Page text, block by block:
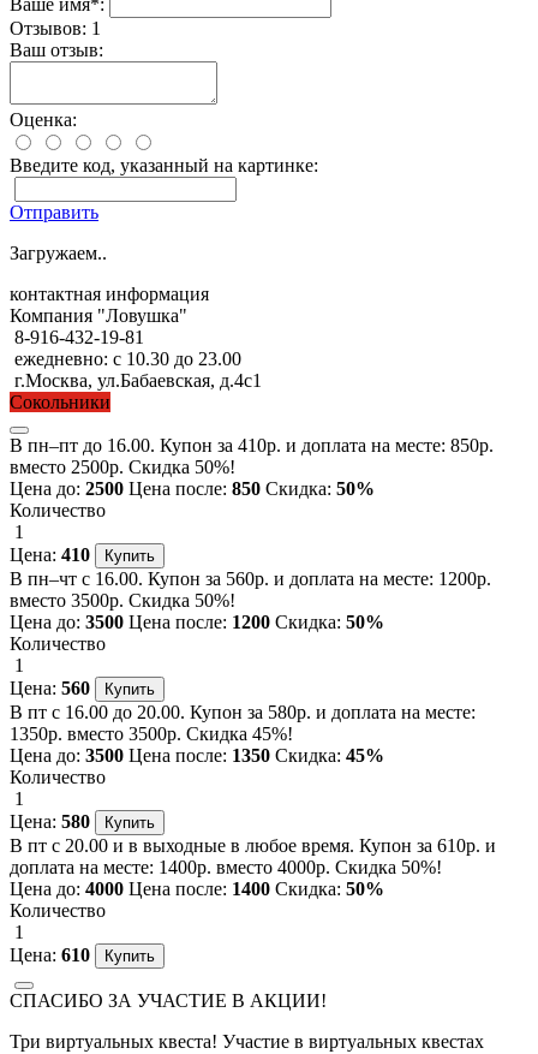
Отзывов: 1
Ваш отзыв:
Оценка:
Введите код, указанный на картинке:
Отправить
Загружаем..
контактная информация
Компания "Ловушка"
8-916-432-19-81
ежедневно: с 10.30 до 23.00
г.Москва, ул.Бабаевская, д.4с1
Сокольники
В пн–пт до 16.00. Купон за 410р. и доплата на месте: 850р.
вместо 2500р. Скидка 50%!
Цена до: 2500 Цена после: 850 Скидка: 50%
Количество
1
Цена: 410
В пн–чт с 16.00. Купон за 560р. и доплата на месте: 1200р.
вместо 3500р. Скидка 50%!
Цена до: 3500 Цена после: 1200 Скидка: 50%
Количество
1
Цена: 560
В пт с 16.00 до 20.00. Купон за 580р. и доплата на месте:
1350р. вместо 3500р. Скидка 45%!
Цена до: 3500 Цена после: 1350 Скидка: 45%
Количество
1
Цена: 580
В пт с 20.00 и в выходные в любое время. Купон за 610р. и
доплата на месте: 1400р. вместо 4000р. Скидка 50%!
Цена до: 4000 Цена после: 1400 Скидка: 50%
Количество
1
Цена: 610
СПАСИБО ЗА УЧАСТИЕ В АКЦИИ!
Три виртуальных квеста! Участие в виртуальных квестах